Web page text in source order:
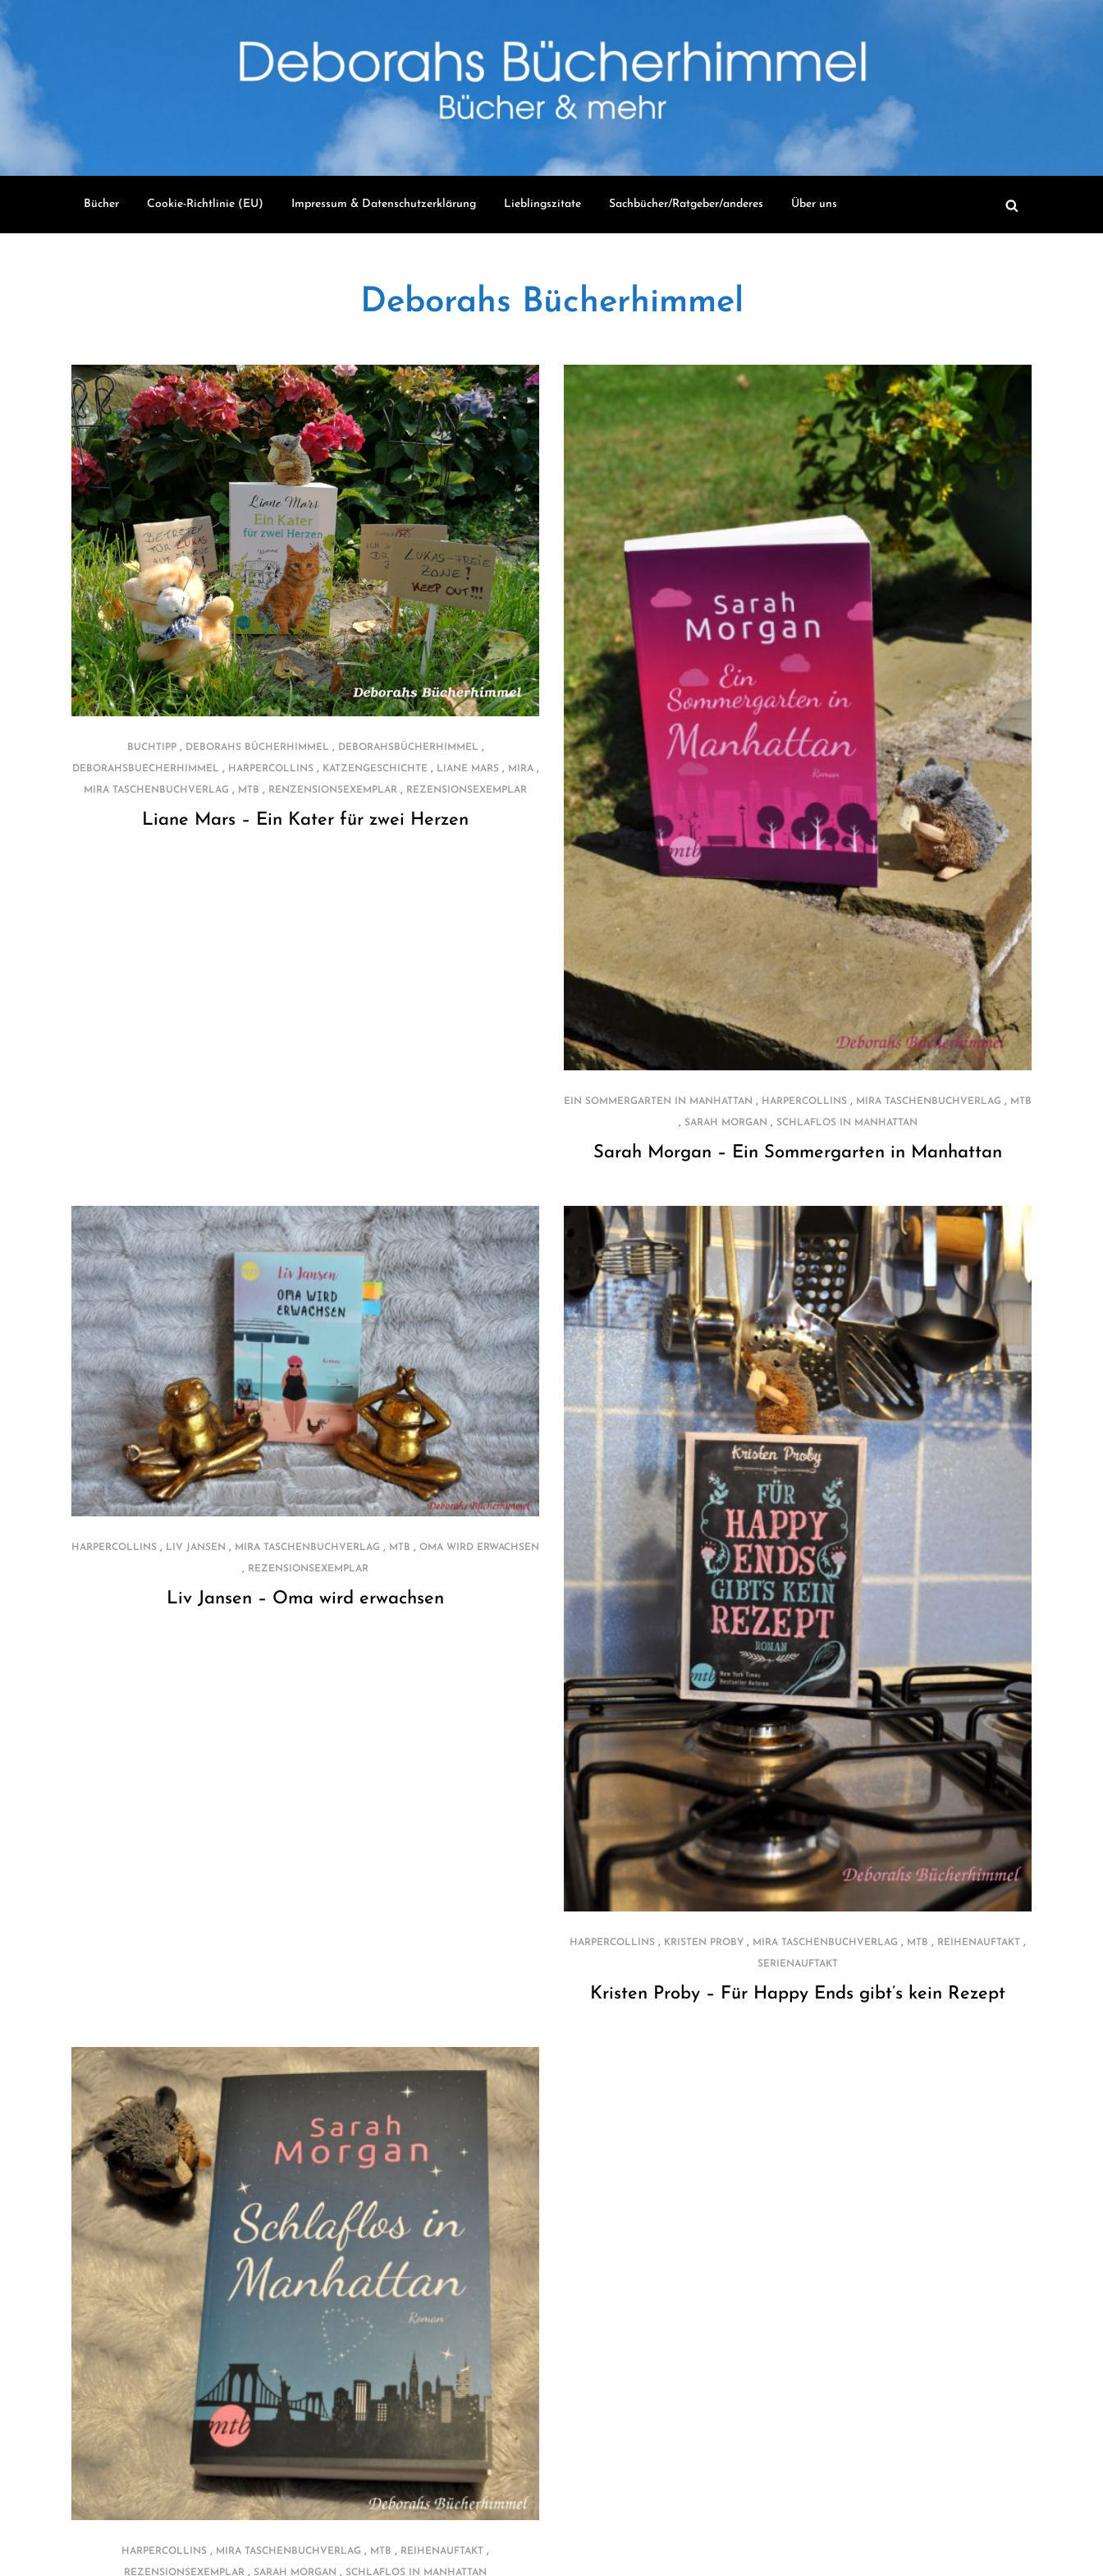
content
Bücher Cookie-Richtlinie (EU) Impressum & Datenschutzerklärung Lieblingszitate Sachbücher/Ratgeber/anderes Über uns
Deborahs Bücherhimmel
BUCHTIPP, DEBORAHS BÜCHERHIMMEL , DEBORAHSBÜCHERHIMMEL ,
DEBORAHSBUECHERHIMMEL , HARPERCOLLINS, KATZENGESCHICHTE , LIANE MARS, MIRA,
MIRA TASCHENBUCHVERLAG , MTB , RENZENSIONSEXEMPLAR , REZENSIONSEXEMPLAR
Liane Mars – Ein Kater für zwei Herzen
EIN SOMMERGARTEN IN MANHATTAN , HARPERCOLLINS , MIRA TASCHENBUCHVERLAG , MTB
, SARAH MORGAN , SCHLAFLOS IN MANHATTAN
Sarah Morgan – Ein Sommergarten in Manhattan
HARPERCOLLINS , LIV JANSEN , MIRA TASCHENBUCHVERLAG , MTB , OMA WIRD ERWACHSEN
, REZENSIONSEXEMPLAR
Liv Jansen – Oma wird erwachsen
HARPERCOLLINS , KRISTEN PROBY , MIRA TASCHENBUCHVERLAG , MTB , REIHENAUFTAKT ,
SERIENAUFTAKT
Kristen Proby – Für Happy Ends gibt’s kein Rezept
HARPERCOLLINS , MIRA TASCHENBUCHVERLAG , MTB , REIHENAUFTAKT ,
REZENSIONSEXEMPLAR , SARAH MORGAN , SCHLAFLOS IN MANHATTAN